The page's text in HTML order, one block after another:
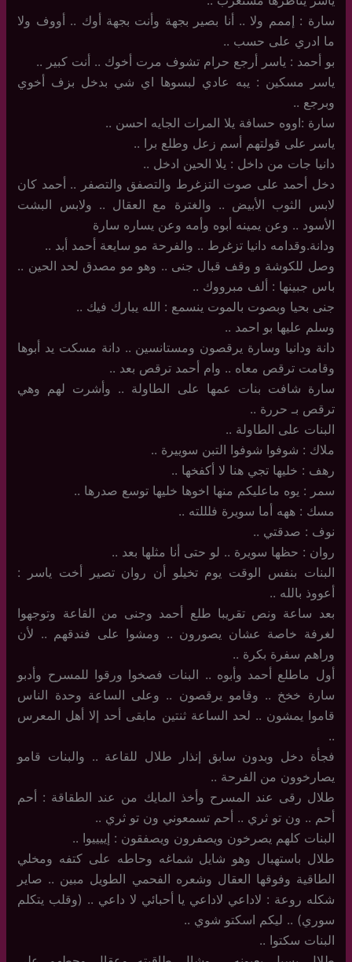
سارة : إممم ولا .. أنا بصير بجهة وأنت بجهة أوك .. أووف ولا
ما ادري على حسب ..
بو أحمد : ياسر أرجع حرام تشوف مرت أخوك .. أنت كبير ..
ياسر مسكين : يبه عادي لبسوها اي شي بدخل بزف أخوي
وبرجع ..
سارة :اووه حسافة يلا المرات الجايه احسن ..
ياسر على قولتهم أسم زعل وطلع برا ..
دانيا جات من داخل : يلا الحين ادخل ..
دخل أحمد على صوت التزغرط والتصفق والتصفر .. أحمد كان
لابس الثوب الأبيض .. والغترة مع العقال .. ولابس البشت
الأسود .. وعن يمينه أبوه وأمه وعن يساره سارة
ودانة.وقدامه دانيا تزغرط .. والفرحة مو سايعة أحمد أبد ..
وصل للكوشة و وقف قبال جنى .. وهو مو مصدق لحد الحين ..
باس جبينها : ألف مبرووك ..
جنى بحيا وبصوت بالموت ينسمع : الله يبارك فيك ..
وسلم عليها بو احمد ..
دانة ودانيا وسارة يرقصون ومستانسين .. دانة مسكت يد أبوها
وقامت ترقص معاه .. وام أحمد ترقص بعد ..
سارة شافت بنات عمها على الطاولة .. وأشرت لهم وهي
ترقص بـ حررة ..
البنات على الطاولة ..
ملاك : شوفوا شوفوا التبن سوييرة ..
رهف : خليها تجي هنا لا أكفخها ..
سمر : يوه ماعليكم منها اخوها خليها توسع صدرها ..
مسك : ههه أما سويرة فلللته ..
نوف : صدقتي ..
روان : حظها سويرة .. لو حتى أنا مثلها بعد ..
البنات بنفس الوقت يوم تخيلو أن روان تصير أخت ياسر :
أعووذ بالله ..
بعد ساعة ونص تقريبا طلع أحمد وجنى من القاعة وتوجهوا
لغرفة خاصة عشان يصورون .. ومشوا على فندقهم .. لأن
وراهم سفرة بكرة ..
أول ماطلع أحمد وأبوه .. البنات فصخوا ورقوا للمسرح وأدبو
سارة خخخ .. وقامو يرقصون .. وعلى الساعة وحدة الناس
قاموا يمشون .. لحد الساعة ثنتين مابقى أحد إلا أهل المعرس
..
فجأة دخل وبدون سابق إنذار طلال للقاعة .. والبنات قامو
يصارخوون من الفرحة ..
طلال رقى عند المسرح وأخذ المايك من عند الطقاقة : أحم
أحم .. ون تو ثري .. أحم تسمعوني ون تو ثري ..
البنات كلهم يصرخون ويصفرون ويصفقون : إييييوا ..
طلال باستهبال وهو شايل شماغه وحاطه على كتفه ومخلي
الطاقية وفوقها العقال وشعره الفحمي الطويل مبين .. صاير
شكله روعة : لاداعي لاداعي يا أحبائي لا داعي .. (وقلب يتكلم
سوري) .. ليكم اسكتو شوي ..
البنات سكتوا ..